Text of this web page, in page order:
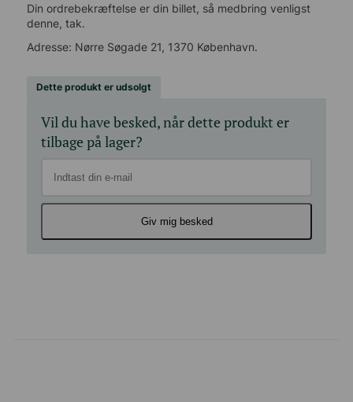
Din ordrebekræftelse er din billet, så medbring venligst
denne, tak.
Adresse: Nørre Søgade 21, 1370 København.
Dette produkt er udsolgt
Vil du have besked, når dette produkt er
tilbage på lager?
Giv mig besked